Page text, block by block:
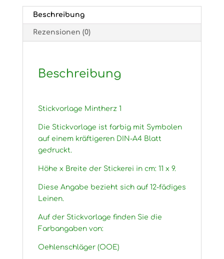
Beschreibung
Rezensionen (0)
Beschreibung
Stickvorlage Mintherz 1
Die Stickvorlage ist farbig mit Symbolen
auf einem kräftigeren DIN-A4 Blatt
gedruckt.
Höhe x Breite der Stickerei in cm: 11 x 9.
Diese Angabe bezieht sich auf 12-fädiges
Leinen.
Auf der Stickvorlage finden Sie die
Farbangaben von:
Oehlenschläger (OOE)